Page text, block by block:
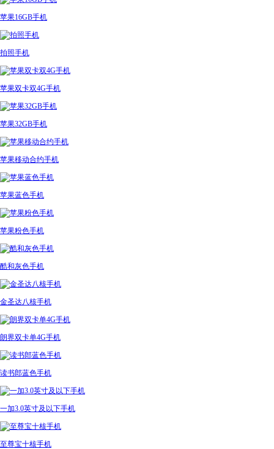
苹果16GB手机
拍照手机
苹果双卡双4G手机
苹果32GB手机
苹果移动合约手机
苹果蓝色手机
苹果粉色手机
酷和灰色手机
金圣达八核手机
朗界双卡单4G手机
读书郎蓝色手机
一加3.0英寸及以下手机
至尊宝十核手机